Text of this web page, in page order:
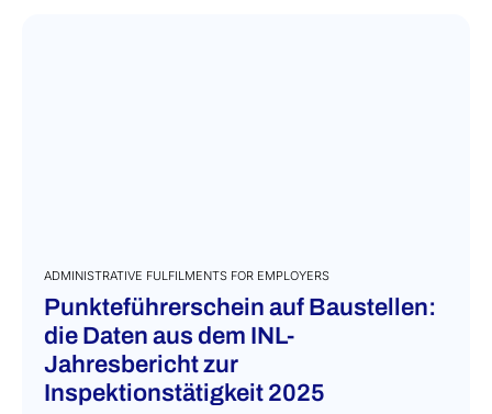
ADMINISTRATIVE FULFILMENTS FOR EMPLOYERS
Punkteführerschein auf Baustellen:
die Daten aus dem INL-
Jahresbericht zur
Inspektionstätigkeit 2025